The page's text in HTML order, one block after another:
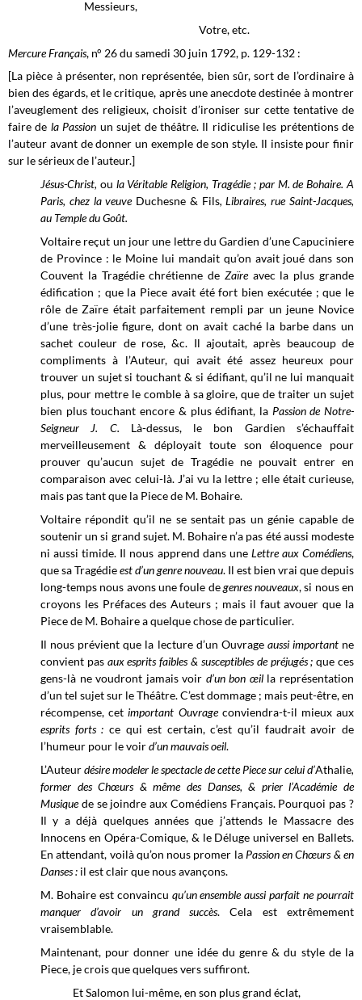
Messieurs,
Votre, etc.
Mercure Français, n° 26 du samedi 30 juin 1792, p. 129-132 :
[La pièce à présenter, non représentée, bien sûr, sort de l’ordinaire à
bien des égards, et le critique, après une anecdote destinée à montrer
l’aveuglement des religieux, choisit d’ironiser sur cette tentative de
faire de la Passion un sujet de théâtre. Il ridiculise les prétentions de
l’auteur avant de donner un exemple de son style. Il insiste pour finir
sur le sérieux de l’auteur.]
Jésus-Christ, ou la Véritable Religion, Tragédie ; par M. de Bohaire. A
Paris, chez la veuve Duchesne & Fils, Libraires, rue Saint-Jacques,
au Temple du Goût.
Voltaire reçut un jour une lettre du Gardien d’une Capuciniere
de Province : le Moine lui mandait qu’on avait joué dans son
Couvent la Tragédie chrétienne de Zaïreavec la plus grande
édification ; que la Piece avait été fort bien exécutée ; que le
rôle de Zaïre était parfaitement rempli par un jeune Novice
d’une très-jolie figure, dont on avait caché la barbe dans un
sachet couleur de rose, &c. Il ajoutait, après beaucoup de
compliments à l’Auteur, qui avait été assez heureux pour
trouver un sujet si touchant & si édifiant, qu’il ne lui manquait
plus, pour mettre le comble à sa gloire, que de traiter un sujet
bien plus touchant encore & plus édifiant, la Passion de Notre-
Seigneur J. C. Là-dessus, le bon Gardien s’échauffait
merveilleusement & déployait toute son éloquence pour
prouver qu’aucun sujet de Tragédie ne pouvait entrer en
comparaison avec celui-là. J’ai vu la lettre ; elle était curieuse,
mais pas tant que la Piece de M. Bohaire.
Voltaire répondit qu’il ne se sentait pas un génie capable de
soutenir un si grand sujet. M. Bohaire n’a pas été aussi modeste
ni aussi timide. Il nous apprend dans une Lettre aux Comédiens,
que sa Tragédieest d’un genre nouveau. Il est bien vrai que depuis
long-temps nous avons une foule degenres nouveaux, si nous en
croyons les Préfaces des Auteurs ; mais il faut avouer que la
Piece de M. Bohaire a quelque chose de particulier.
Il nous prévient que la lecture d’un Ouvrage aussi importantne
convient pas aux esprits faibles & susceptibles de préjugés ; que ces
gens-là ne voudront jamais voir d’un bon œilla représentation
d’un tel sujet sur le Théâtre. C’est dommage ; mais peut-être, en
récompense, cetimportant Ouvrageconviendra-t-il mieux aux
esprits forts : ce qui est certain, c’est qu’il faudrait avoir de
l’humeur pour le voird’un mauvais oeil.
L’Auteurdésire modeler le spectacle de cette Piece sur celui d’Athalie,
former des Chœurs & même des Danses, & prier l’Académie de
Musiquede se joindre aux Comédiens Français. Pourquoi pas ?
Il y a déjà quelques années que j’attends le Massacre des
Innocens en Opéra-Comique, & le Déluge universel en Ballets.
En attendant, voilà qu’on nous promer la Passion en Chœurs & en
Danses : il est clair que nous avançons.
M. Bohaire est convaincu qu’un ensemble aussi parfait ne pourrait
manquer d’avoir un grand succès. Cela est extrêmement
vraisemblable.
Maintenant, pour donner une idée du genre & du style de la
Piece, je crois que quelques vers suffiront.
Et Salomon lui-même, en son plus grand éclat,